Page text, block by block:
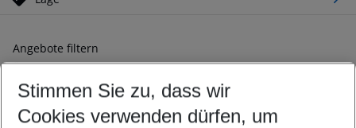
Angebote filtern
Ändern Sie Ihre Kriterien nach Ihren Wünschen
Abflughafen wählen
Beliebiger Abflughafen
Stimmen Sie zu, dass wir
Cookies verwenden dürfen, um